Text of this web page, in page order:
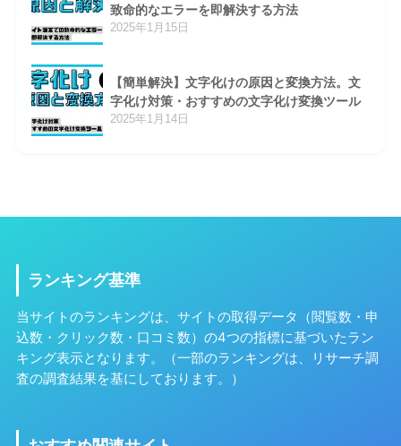
致命的なエラーを即解決する方法
2025年1月15日
【簡単解決】文字化けの原因と変換方法。文
字化け対策・おすすめの文字化け変換ツール
2025年1月14日
ランキング基準
当サイトのランキングは、サイトの取得データ（閲覧数・申
込数・クリック数・口コミ数）の4つの指標に基づいたラン
キング表示となります。（一部のランキングは、リサーチ調
査の調査結果を基にしております。）